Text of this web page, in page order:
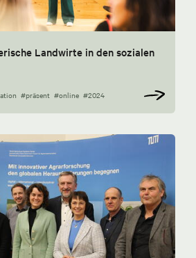
Landwirte in den sozialen
#präsent #online #2024